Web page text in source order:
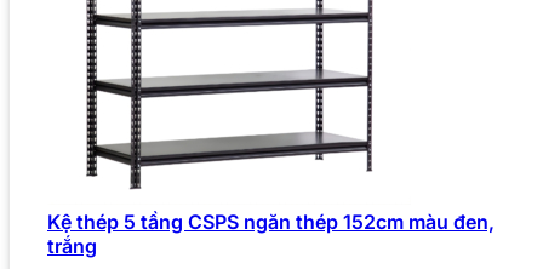
Kệ thép 5 tầng CSPS ngăn thép 152cm màu đen,
trắng